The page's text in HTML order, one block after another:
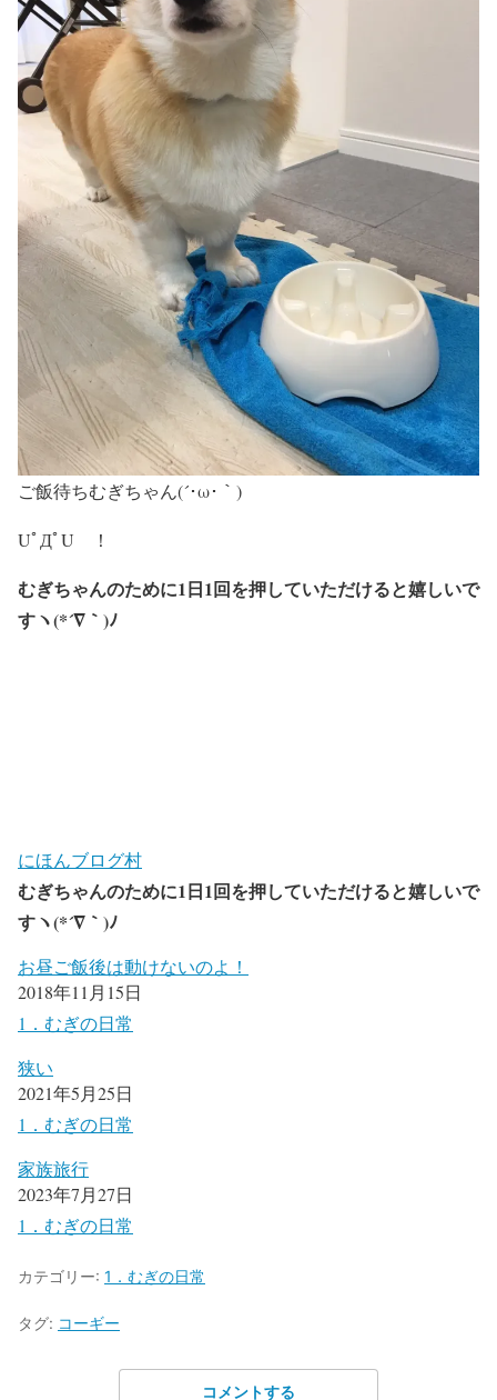
ご飯待ちむぎちゃん(´･ω･｀)
UﾟДﾟU ！
むぎちゃんのために1日1回を押していただけると嬉しいで
すヽ(*´∇ ｀ )ﾉ
にほんブログ村
むぎちゃんのために1日1回を押していただけると嬉しいで
すヽ(*´∇ ｀ )ﾉ
お昼ご飯後は動けないのよ！
2018年11月15日
1．むぎの日常
狭い
2021年5月25日
1．むぎの日常
家族旅行
2023年7月27日
1．むぎの日常
カテゴリー: 1．むぎの日常
タグ: コーギー
コメントする